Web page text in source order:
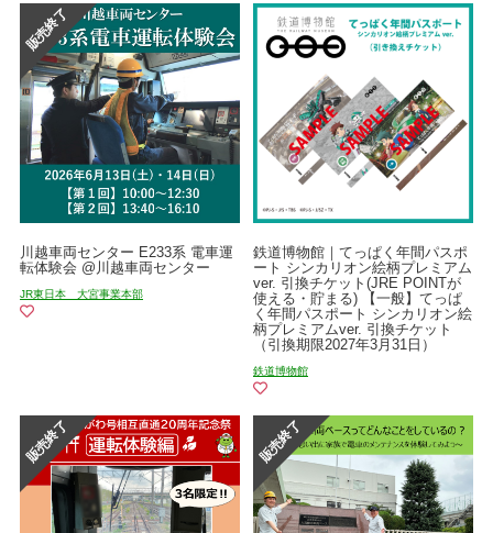
川越車両センター E233系 電車運
転体験会 @川越車両センター
JR東日本 大宮事業本部
鉄道博物館｜てっぱく年間パスポ
ート シンカリオン絵柄プレミアム
ver. 引換チケット(JRE POINTが
使える・貯まる) 【一般】てっぱ
く年間パスポート シンカリオン絵
柄プレミアムver. 引換チケット
（引換期限2027年3月31日）
鉄道博物館